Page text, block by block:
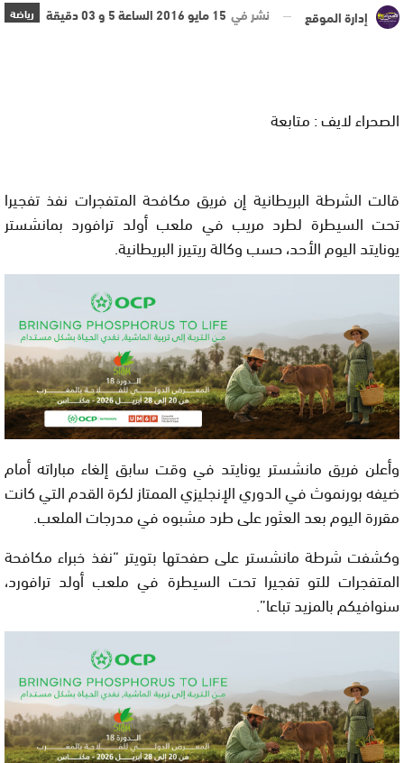
رياضة إدارة الموقع نشر في 15 مايو 2016 الساعة 5 و 03 دقيقة
الصحراء لايف : متابعة
قالت الشرطة البريطانية إن فريق مكافحة المتفجرات نفذ تفجيرا
تحت السيطرة لطرد مريب في ملعب أولد ترافورد بمانشستر
يونايتد اليوم الأحد، حسب وكالة ريتيرز البريطانية.
وأعلن فريق مانشستر يونايتد في وقت سابق إلغاء مباراته أمام
ضيفه بورنموث في الدوري الإنجليزي الممتاز لكرة القدم التي كانت
مقررة اليوم بعد العثور على طرد مشبوه في مدرجات الملعب.
وكشفت شرطة مانشستر على صفحتها بتويتر “نفذ خبراء مكافحة
المتفجرات للتو تفجيرا تحت السيطرة في ملعب أولد ترافورد،
سنوافيكم بالمزيد تباعا”.